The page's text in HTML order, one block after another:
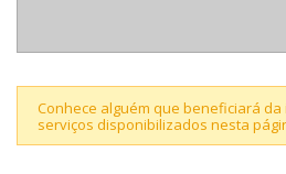
Conhece alguém que beneficiará
serviços disponibilizados nesta